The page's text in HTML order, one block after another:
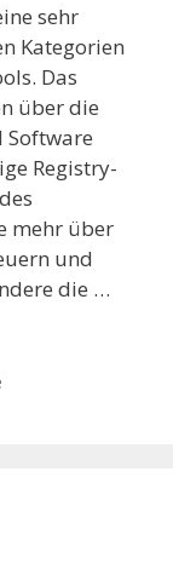
sehr
Kategorien
Das
über die
Software
Registry-
mehr über
und
die …